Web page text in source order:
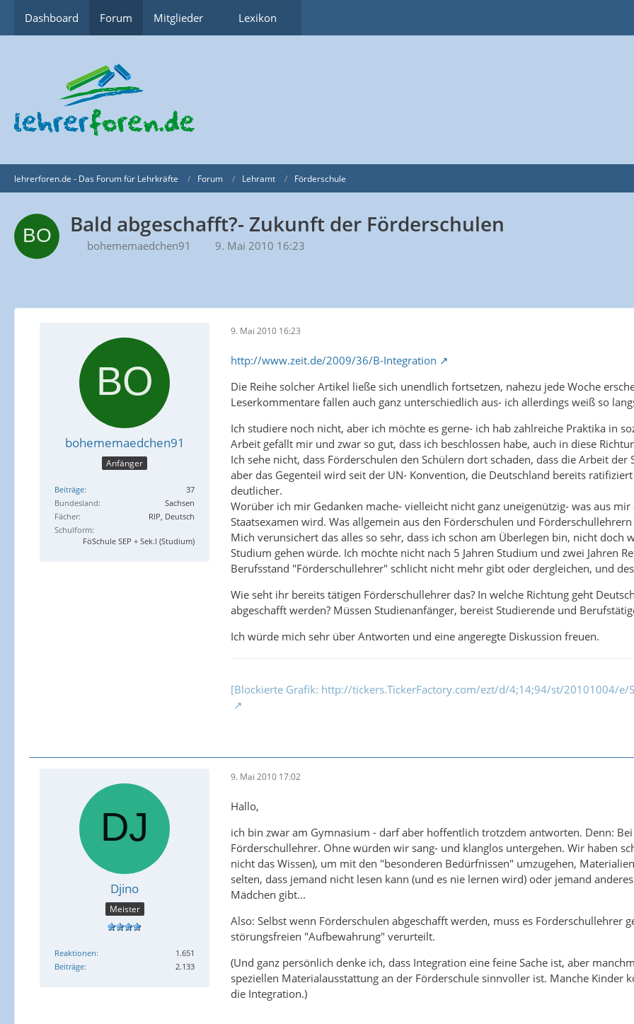
Dashboard Forum Mitglieder Lexikon
lehrerforen.de - Das Forum für Lehrkräfte Forum Lehramt Förderschule
Bald abgeschafft?- Zukunft der Förderschulen
bohememaedchen91 9. Mai 2010 16:23
bohememaedchen91
Anfänger
Beiträge
37
Bundesland
Sachsen
Fächer
RIP, Deutsch
Schulform
FöSchule SEP + Sek.I (Studium)
9. Mai 2010 16:23
http://www.zeit.de/2009/36/B-Integration
Die Reihe solcher Artikel ließe sich unendlich fortsetzen, nahezu jede Woche
Leserkommentare fallen auch ganz unterschiedlich aus- ich allerdings weiß so
Ich studiere noch nicht, aber ich möchte es gerne- ich hab zahlreiche Praktika in
Arbeit gefällt mir und zwar so gut, dass ich beschlossen habe, auch in diese
Ich sehe nicht, dass Förderschulen den Schülern dort schaden, dass die Arbeit
aber das Gegenteil wird seit der UN- Konvention, die Deutschland bereits
deutlicher.
Worüber ich mir Gedanken mache- vielleicht nicht ganz uneigenützig- was aus
Staatsexamen wird. Was allgemein aus den Förderschulen und
Mich verunsichert das alles so sehr, dass ich schon am Überlegen bin, nicht
Studium gehen würde. Ich möchte nicht nach 5 Jahren Studium und zwei Jahren
Berufsstand "Förderschullehrer" schlicht nicht mehr gibt oder dergleichen, und
Wie seht ihr bereits tätigen Förderschullehrer das? In welche Richtung geht
abgeschafft werden? Müssen Studienanfänger, bereist Studierende und
Ich würde mich sehr über Antworten und eine angeregte Diskussion freuen.
[Blockierte Grafik: http://tickers.TickerFactory.com/ezt/d/4;14;94/st/20101004/
Djino
Meister
Reaktionen
1.651
Beiträge
2.133
9. Mai 2010 17:02
Hallo,
ich bin zwar am Gymnasium - darf aber hoffentlich trotzdem antworten. Denn:
Förderschullehrer. Ohne würden wir sang- und klanglos untergehen. Wir haben
nicht das Wissen), um mit den "besonderen Bedürfnissen" umzugehen,
selten, dass jemand nicht lesen kann (und es nie lernen wird) oder jemand
Mädchen gibt...
Also: Selbst wenn Förderschulen abgeschafft werden, muss es Förderschullehrer
störungsfreien "Aufbewahrung" verurteilt.
(Und ganz persönlich denke ich, dass Integration eine feine Sache ist, aber
speziellen Materialausstattung an der Förderschule sinnvoller ist. Manche Kinder
die Integration.)